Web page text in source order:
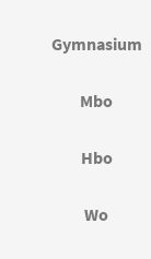
Gymnasium
Mbo
Hbo
Wo